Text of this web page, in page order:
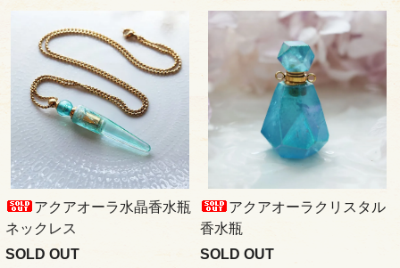
アクアオーラ水晶香水瓶
ネックレス
SOLD OUT
アクアオーラクリスタル
香水瓶
SOLD OUT